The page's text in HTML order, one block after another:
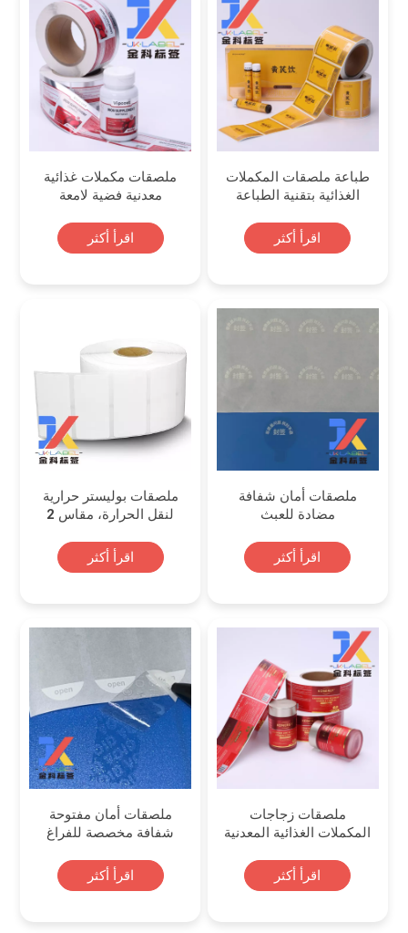
ملصقات مكملات غذائية
معدنية فضية لامعة
اقرأ أكثر
طباعة ملصقات المكملات
الغذائية بتقنية الطباعة
اقرأ أكثر
ملصقات بوليستر حرارية
لنقل الحرارة، مقاس 2
اقرأ أكثر
ملصقات أمان شفافة
مضادة للعبث
اقرأ أكثر
ملصقات أمان مفتوحة
شفافة مخصصة للفراغ
اقرأ أكثر
ملصقات زجاجات
المكملات الغذائية المعدنية
معدنية باردة
اقرأ أكثر